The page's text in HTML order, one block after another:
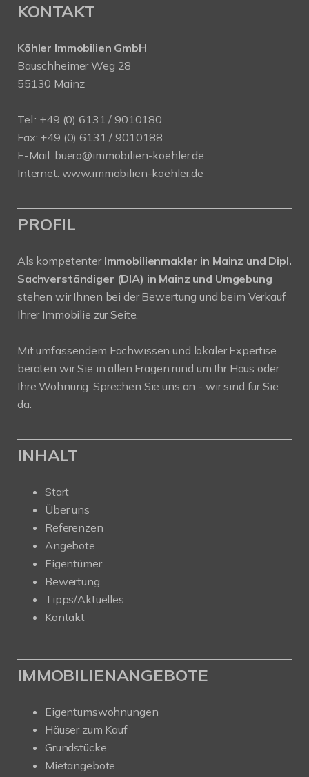
KONTAKT
Köhler Immobilien GmbH
Bauschheimer Weg 28
55130 Mainz
Tel.: +49 (0) 6131 / 9010180
Fax: +49 (0) 6131 / 9010188
E-Mail: buero@immobilien-koehler.de
Internet: www.immobilien-koehler.de
PROFIL
Als kompetenter Immobilienmakler in Mainz und Dipl.
Sachverständiger (DIA) in Mainz und Umgebung
stehen wir Ihnen bei der Bewertung und beim Verkauf
Ihrer Immobilie zur Seite.
Mit umfassendem Fachwissen und lokaler Expertise
beraten wir Sie in allen Fragen rund um Ihr Haus oder
Ihre Wohnung. Sprechen Sie uns an - wir sind für Sie
da.
INHALT
Start
Über uns
Referenzen
Angebote
Eigentümer
Bewertung
Tipps/Aktuelles
Kontakt
IMMOBILIENANGEBOTE
Eigentumswohnungen
Häuser zum Kauf
Grundstücke
Mietangebote